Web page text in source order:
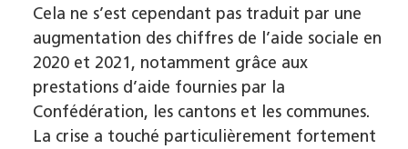
Cela ne s’est cependant pas traduit par une
augmentation des chiffres de l’aide sociale en
2020 et 2021, notamment grâce aux
prestations d’aide fournies par la
Confédération, les cantons et les communes.
La crise a touché particulièrement fortement